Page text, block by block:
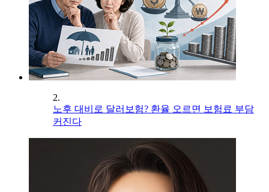
2.
노후 대비로 달러보험? 환율 오르면 보험료 부담
커진다